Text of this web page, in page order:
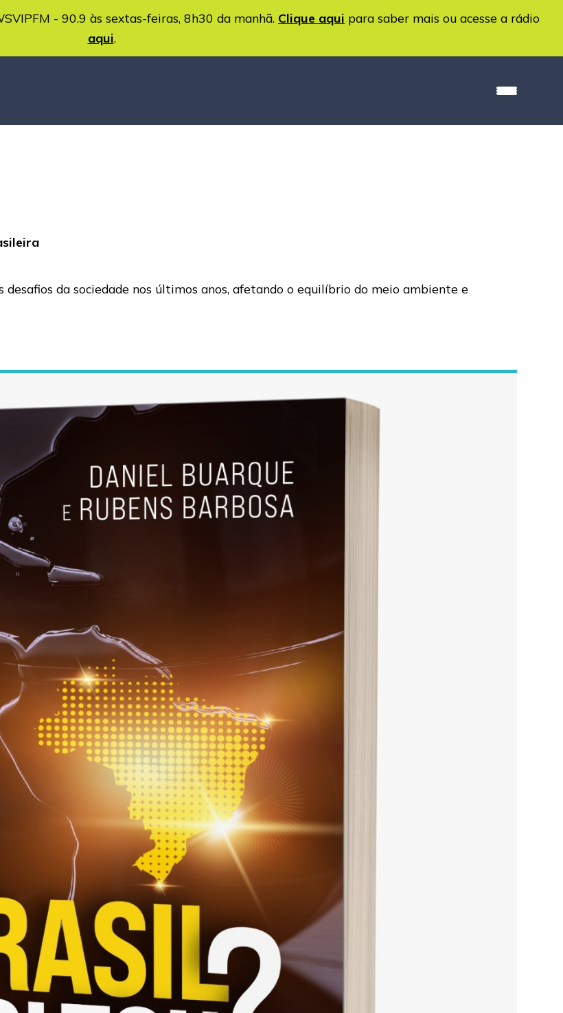
- 90.9 às sextas-feiras, 8h30 da manhã. Clique aqui para saber mais ou acesse a rádio
aqui.
da sociedade nos últimos anos, afetando o equilíbrio do meio ambiente e